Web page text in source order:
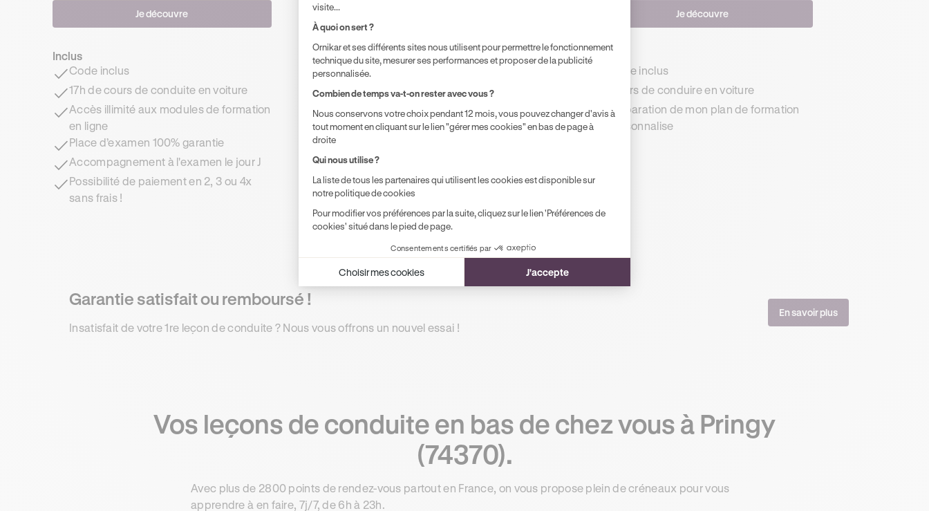
Je découvre
Inclus
Code inclus
17h de cours de conduite en voiture
Accès illimité aux modules de formation
en ligne
Place d’examen 100% garantie
Accompagnement à l'examen le jour J
Possibilité de paiement en 2, 3 ou 4x
sans frais !
Inclus
Code inclus
20h de cours de conduite en voiture
Accès illimité aux modules de formation
en ligne
Accompagnement à l'examen le jour J
Possibilité de paiement en 2, 3 ou 4x
sans frais !
Je découvre
Inclus
Code inclus
Cours de conduire en voiture
Préparation de mon plan de formation
personnalise
Garantie satisfait ou remboursé !
Insatisfait de votre 1re leçon de conduite ? Nous vous offrons un nouvel essai !
En savoir plus
Vos leçons de conduite en bas de chez vous à Pringy
(74370).
Avec plus de 2800 points de rendez-vous partout en France, on vous propose plein de créneaux pour vous
apprendre à en faire, 7j/7, de 6h à 23h.
visite...
À quoi on sert ?
Ornikar et ses différents sites nous utilisent pour permettre le fonctionnement
technique du site, mesurer ses performances et proposer de la publicité
personnalisée.
Combien de temps va-t-on rester avec vous ?
Nous conservons votre choix pendant 12 mois, vous pouvez changer d'avis à
tout moment en cliquant sur le lien "gérer mes cookies" en bas de page à
droite
Qui nous utilise ?
La liste de tous les partenaires qui utilisent les cookies est disponible sur
notre politique de cookies
Pour modifier vos préférences par la suite, cliquez sur le lien 'Préférences de
cookies' situé dans le pied de page.
Consentements certifiés par
Choisir mes cookies J'accepte
Axeptio consent